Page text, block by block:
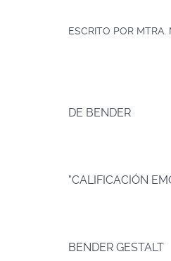
ESCRITO POR MTRA.
DE BENDER
"CALIFICACIÓN
BENDER